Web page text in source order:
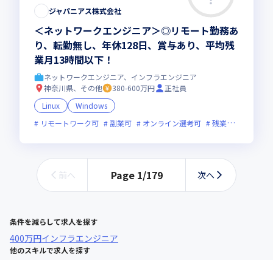
ジャパニアス株式会社
＜ネットワークエンジニア＞◎リモート勤務あ
り、転勤無し、年休128日、賞与あり、平均残
業月13時間以下！
ネットワークエンジニア、インフラエンジニア
神奈川県、その他
380-600万円
正社員
Linux
Windows
リモートワーク可
副業可 オンライン選考可 残業月20時間未満
前へ Page 1/179 次へ
条件を減らして求人を探す
400万円インフラエンジニア
他のスキルで求人を探す